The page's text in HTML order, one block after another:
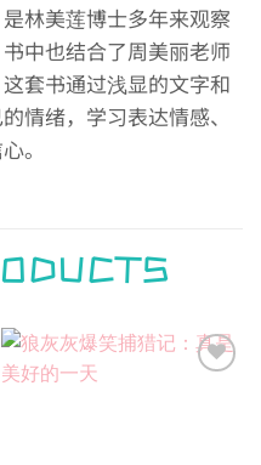
林美莲博士多年来观察
中也结合了周美丽老师
套书通过浅显的文字和
情绪，学习表达情感、
。